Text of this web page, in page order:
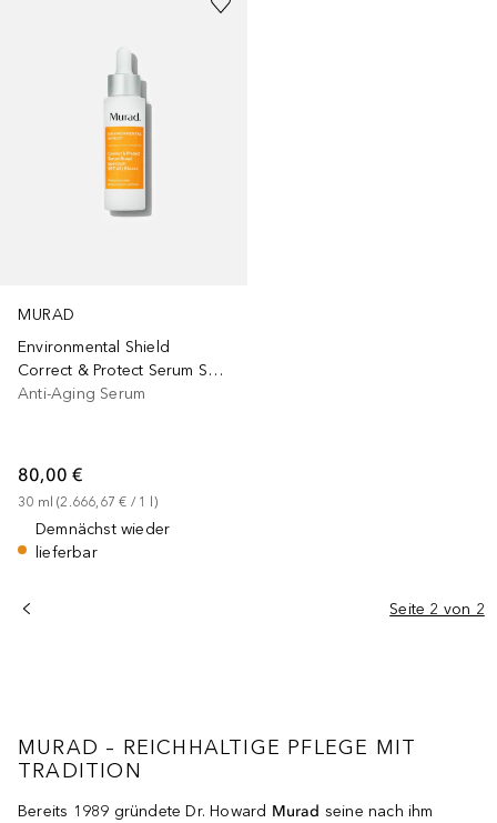
MURAD
Environmental Shield
Correct & Protect Serum SPF 45
Anti-Aging Serum
80,00 €
30 ml (2.666,67 € / 1 )
Demnächst wieder
lieferbar
Seite 2 von 2
MURAD – REICHHALTIGE PFLEGE MIT
TRADITION
Bereits 1989 gründete Dr. Howard Murad seine nach ihm